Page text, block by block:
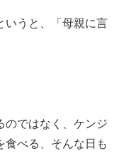
いうと、「母親に言
のではなく、ケンジ
食べる、そんな日も